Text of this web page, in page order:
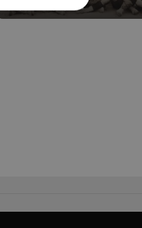
17/12/2022 - 30/04/2023
λογαριασμού. Ο
Google
για ένα
σελίδων.